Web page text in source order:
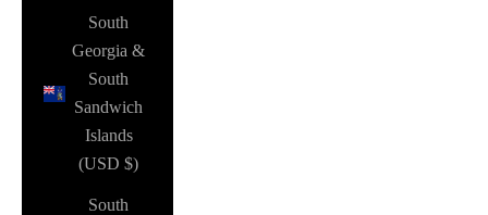
South
Georgia &
South
Sandwich
Islands
(USD $)
South